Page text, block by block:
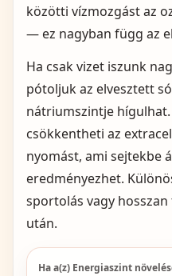
közötti vízmozgást az
— ez nagyban függ az
Ha csak vizet iszunk
pótoljuk az elvesztett
nátriumszintje
csökkentheti az
nyomást, ami sejtekbe
eredményezhet.
sportolás vagy
után.
Ha a(z) Energiaszint